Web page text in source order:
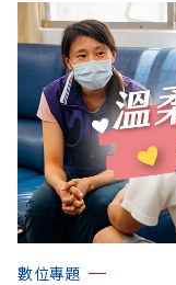
數位專題